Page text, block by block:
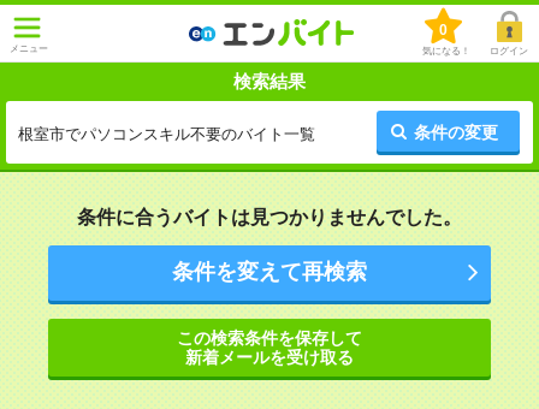
メニュー
0
気になる！ ログイン
検索結果
根室市でパソコンスキル不要のバイト一覧 条件の変更
条件に合うバイトは見つかりませんでした。
条件を変えて再検索
この検索条件を保存して
新着メールを受け取る